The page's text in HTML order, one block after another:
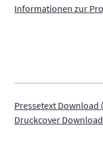
Informationen zur
Pressetext Download
Druckcover